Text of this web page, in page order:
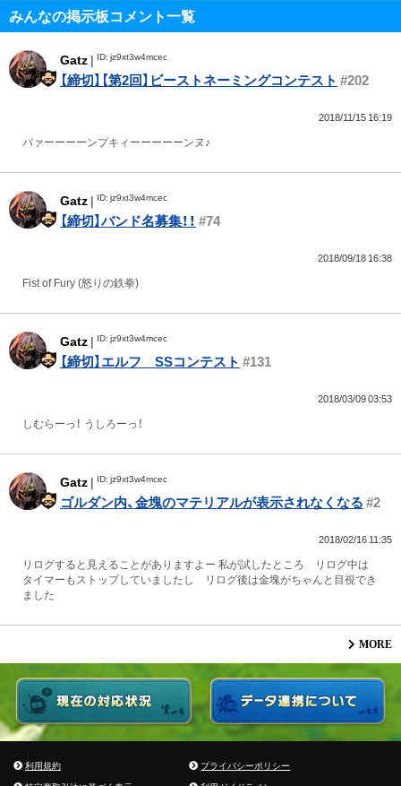
みんなの掲示板コメント一覧
Gatz | ID: jz9xt3w4mcec
【締切】【第2回】ビーストネーミングコンテスト #202
2018/11/15 16:19
パァーーーーンプキィーーーーーンヌ♪
Gatz | ID: jz9xt3w4mcec
【締切】バンド名募集！！ #74
2018/09/18 16:38
Fist of Fury (怒りの鉄拳)
Gatz | ID: jz9xt3w4mcec
【締切】エルフ SSコンテスト #131
2018/03/09 03:53
しむらーっ！ うしろーっ！
Gatz | ID: jz9xt3w4mcec
ゴルダン内、金塊のマテリアルが表示されなくなる#2
2018/02/16 11:35
リログすると見えることがありますよー 私が試したところ リログ中は
タイマーもストップしていましたし リログ後は金塊がちゃんと目視でき
ました
MORE
利用規約
プライバシーポリシー